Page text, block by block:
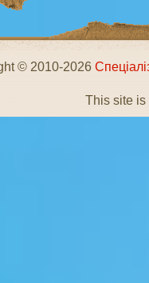
© 2010-2026
This site is